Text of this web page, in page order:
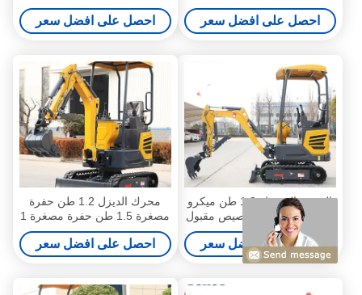
صغيرة قوية للطين
احصل على افضل سعر احصل على افضل سعر
الصينية الصفراء 1.2 طن ميكرو
الحفرة المصغرة تخصيص مقبول
احصل على افضل سعر
محرك الديزل 1.2 طن حفرة
مصغرة 1.5 طن حفرة مصغرة 1
سنة ضمان
احصل على افضل سعر